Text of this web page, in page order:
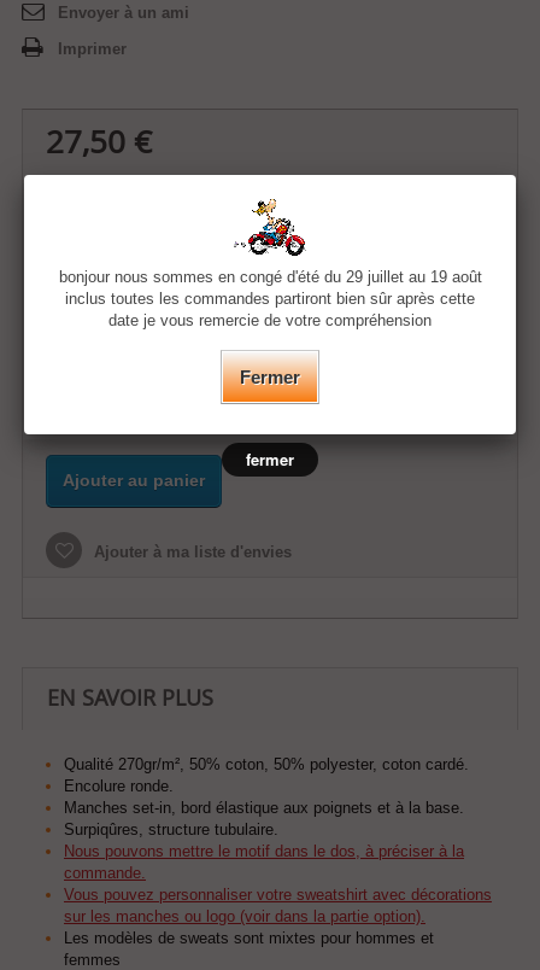
Envoyer à un ami
Imprimer
27,50 €
Taille
Ajouter au panier
Ajouter à ma liste d'envies
EN SAVOIR PLUS
Qualité 270gr/m², 50% coton, 50% polyester, coton cardé.
Encolure ronde.
Manches set-in, bord élastique aux poignets et à la base.
Surpiqûres, structure tubulaire.
Nous pouvons mettre le motif dans le dos, à préciser à la
commande.
Vous pouvez personnaliser votre sweatshirt avec décorations
sur les manches ou logo (voir dans la partie option).
Les modèles de sweats sont mixtes pour hommes et
femmes
bonjour nous sommes en congé d'été du 29 juillet au 19 août
inclus toutes les commandes partiront bien sûr après cette
date je vous remercie de votre compréhension
Fermer
fermer